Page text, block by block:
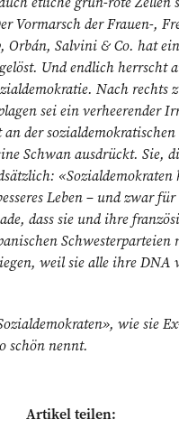
Vormarsch der Frauen-,
Orbán, Salvini & Co. hat
Und endlich herrscht
Nach rechts
sei ein verheerender
an der
Schwan ausdrückt. Sie,
«Sozial­demokraten
Leben – und zwar
dass sie und ihre
weil sie alle ihre DNA
wie sie
schön nennt.
Artikel teilen: